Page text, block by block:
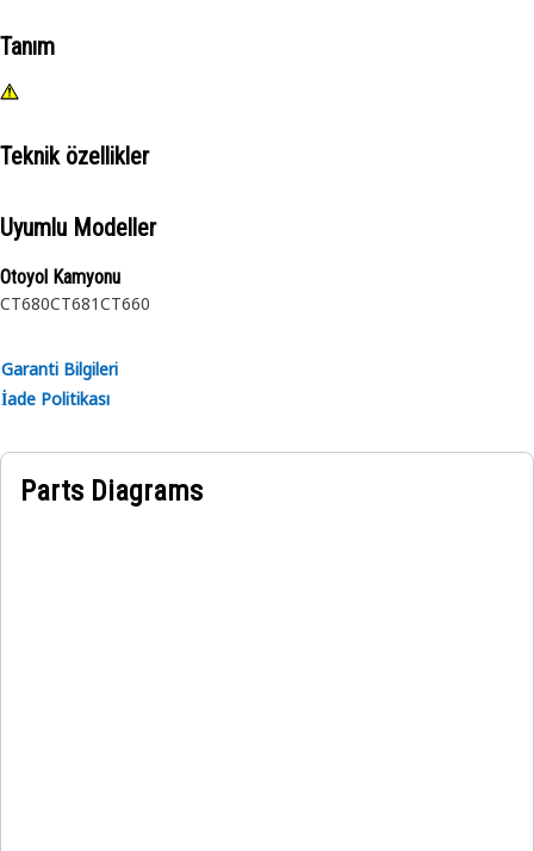
Tanım
Teknik özellikler
Uyumlu Modeller
Otoyol Kamyonu
CT680CT681CT660
Garanti Bilgileri
İade Politikası
Parts Diagrams